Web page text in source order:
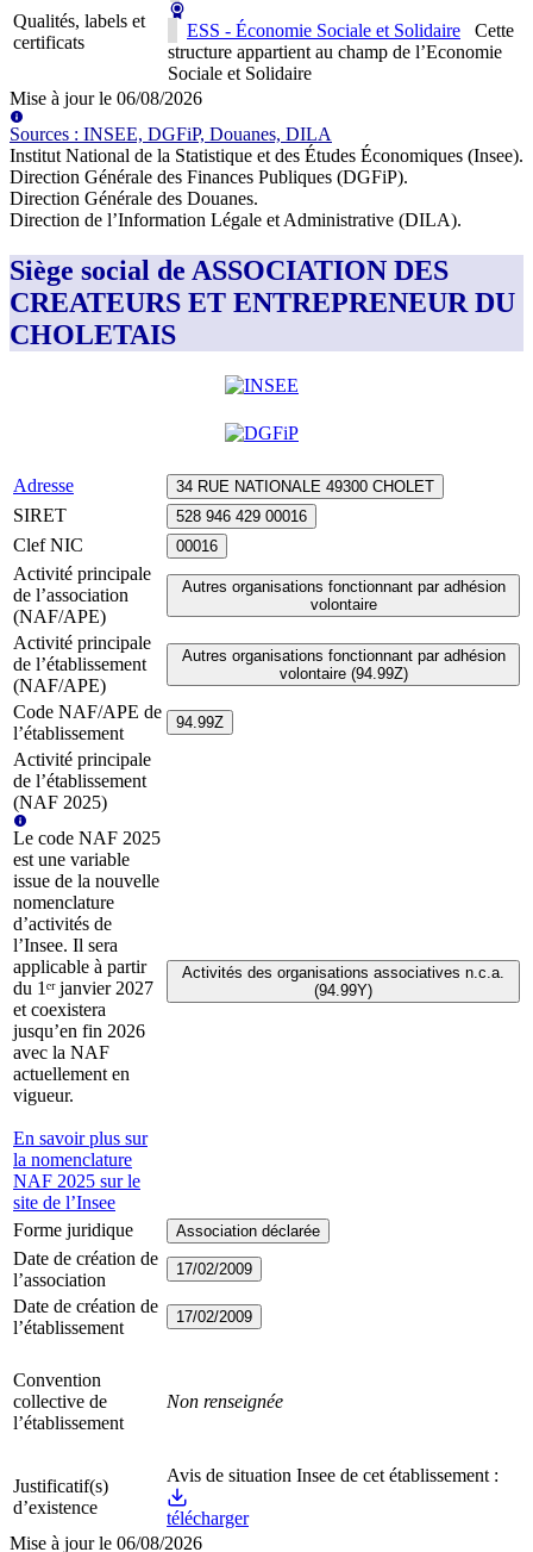
Qualités, labels et
certificats
ESS - Économie Sociale et Solidaire
Cette
structure appartient au champ de l’Economie
Sociale et Solidaire
Mise à jour le 06/08/2026
Sources : INSEE, DGFiP, Douanes, DILA
Institut National de la Statistique et des Études Économiques (Insee).
Direction Générale des Finances Publiques (DGFiP).
Direction Générale des Douanes.
Direction de l’Information Légale et Administrative (DILA).
Siège social de ASSOCIATION DES
CREATEURS ET ENTREPRENEUR DU
CHOLETAIS
Adresse 34 RUE NATIONALE 49300 CHOLET
SIRET 528 946 429 00016
Clef NIC 00016
Activité principale
de l’association
(NAF/APE)
Autres organisations fonctionnant par adhésion
volontaire
Activité principale
de l’établissement
(NAF/APE)
Autres organisations fonctionnant par adhésion
volontaire (94.99Z)
Code NAF/APE de
l’établissement
94.99Z
Activité principale
de l’établissement
(NAF 2025)
Le code NAF 2025
est une variable
issue de la nouvelle
nomenclature
d’activités de
l’Insee. Il sera
applicable à partir
du 1ᵉʳ janvier 2027
et coexistera
jusqu’en fin 2026
avec la NAF
actuellement en
vigueur.
En savoir plus sur
la nomenclature
NAF 2025 sur le
site de l’Insee
Activités des organisations associatives n.c.a.
(94.99Y)
Forme juridique Association déclarée
Date de création de
l’association
17/02/2009
Date de création de
l’établissement
17/02/2009
Convention
collective de
l’établissement
Non renseignée
Justificatif(s)
d’existence
Avis de situation Insee de cet établissement :
télécharger
Mise à jour le 06/08/2026